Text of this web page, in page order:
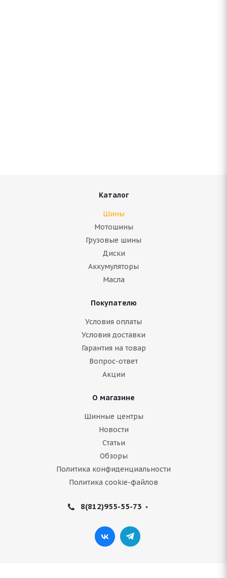
Arivo WINMASTER PROX ARW3 235/55 R20 105H
Каталог
Шины
Мотошины
Грузовые шины
Диски
Аккумуляторы
Масла
Покупателю
Условия оплаты
Условия доставки
Гарантия на товар
Вопрос-ответ
Акции
О магазине
Шинные центры
Новости
Статьи
Обзоры
Политика конфиденциальности
Политика cookie-файлов
8(812)955-55-73